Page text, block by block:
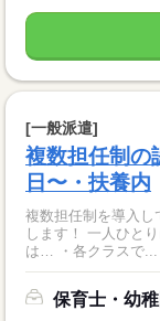
[一般派遣]
複数担任制
日〜・扶養内
複数担任制を導入
します！ 一人ひとりに
は… ・各クラスで...
保育士・幼